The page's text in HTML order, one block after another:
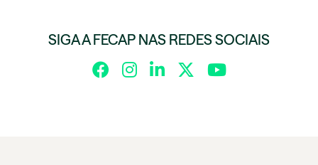
SIGA A FECAP NAS REDES SOCIAIS